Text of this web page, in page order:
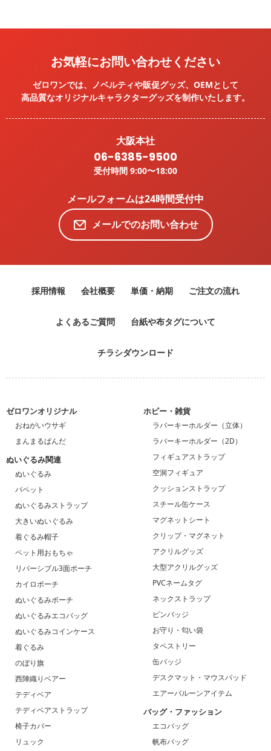
お気軽にお問い合わせください
ゼロワンでは、ノベルティや販促グッズ、OEMとして
高品質なオリジナルキャラクターグッズを制作いたします。
大阪本社
06-6385-9500
受付時間 9:00〜18:00
メールフォームは24時間受付中
メールでのお問い合わせ
採用情報 会社概要 単価・納期 ご注文の流れ
よくあるご質問 台紙や布タグについて
チラシダウンロード
ゼロワンオリジナル
おねがいウサギ
まんまるぱんだ
ぬいぐるみ関連
ぬいぐるみ
パペット
ぬいぐるみストラップ
大きいぬいぐるみ
着ぐるみ帽子
ペット用おもちゃ
リバーシブル3面ポーチ
カイロポーチ
ぬいぐるみポーチ
ぬいぐるみエコバッグ
ぬいぐるみコインケース
着ぐるみ
のぼり旗
西陣織りベアー
テディベア
テディベアストラップ
椅子カバー
リュック
ホビー・雑貨
ラバーキーホルダー（立体）
ラバーキーホルダー（2D）
フィギュアストラップ
空洞フィギュア
クッションストラップ
スチール缶ケース
マグネットシート
クリップ・マグネット
アクリルグッズ
大型アクリルグッズ
PVCネームタグ
ネックストラップ
ピンバッジ
お守り・匂い袋
タペストリー
缶バッジ
デスクマット・マウスパッド
エアーバルーンアイテム
バッグ・ファッション
エコバッグ
帆布バッグ